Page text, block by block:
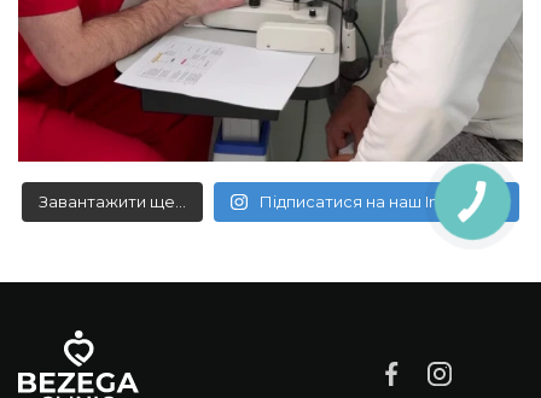
Завантажити ще... Підписатися на наш Instagram